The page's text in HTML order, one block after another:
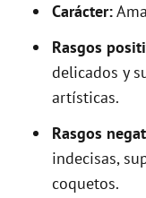
Carácter:
Rasgos
delicados y
artísticas.
Rasgos
indecisas,
coquetos.